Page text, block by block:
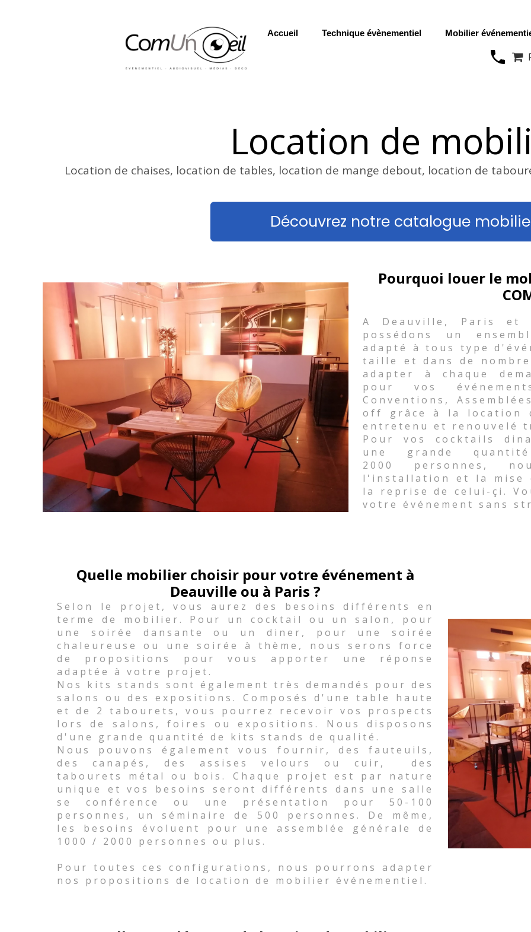
Accueil Technique évènementiel Mobilier

Location de
Location de chaises, location de tables, location de mange debout, location de
Découvrez notre catalogue
Pourquoi louer le
A Deauville, Paris et
possédons un
adapté à tous type
taille et dans de
adapter à chaque
pour vos
Conventions,
off grâce à la location
entretenu et renouvelé
Pour vos cocktails
une grande
2000 personnes,
l'installation et la mise
la reprise de celui-çi.
votre événement sans
Quelle mobilier choisir pour votre événement à
Deauville ou à Paris ?
Selon le projet, vous aurez des besoins différents en
terme de mobilier. Pour un cocktail ou un salon, pour
une soirée dansante ou un diner, pour une soirée
chaleureuse ou une soirée à thème, nous serons force
de propositions pour vous apporter une réponse
adaptée à votre projet.
Nos kits stands sont également très demandés pour des
salons ou des expositions. Composés d'une table haute
et de 2 tabourets, vous pourrez recevoir vos prospects
lors de salons, foires ou expositions. Nous disposons
d'une grande quantité de kits stands de qualité.
Nous pouvons également vous fournir, des fauteuils,
des canapés, des assises velours ou cuir, des
tabourets métal ou bois. Chaque projet est par nature
unique et vos besoins seront différents dans une salle
se conférence ou une présentation pour 50-100
personnes, un séminaire de 500 personnes. De même,
les besoins évoluent pour une assemblée générale de
1000 / 2000 personnes ou plus.
Pour toutes ces configurations, nous pourrons adapter
nos propositions de location de mobilier événementiel.